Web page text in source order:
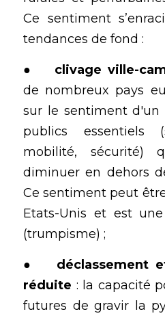
Ce sentiment
tendances de fond :
clivage ville-
de nombreux pays
sur le sentiment d'un
publics essentiels
mobilité, sécurité)
diminuer en dehors
Ce sentiment peut
Etats-Unis et est
(trumpisme) ;
déclassement
réduite : la capacité
futures de gravir la